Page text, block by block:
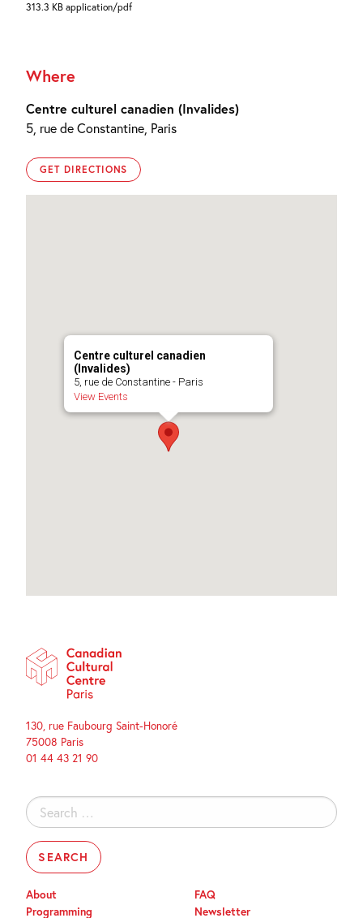
313.3 KB application/pdf
Where
Centre culturel canadien (Invalides)
5, rue de Constantine, Paris
GET DIRECTIONS
Centre culturel canadien
(Invalides)
5, rue de Constantine - Paris
View Events
130, rue Faubourg Saint-Honoré
75008 Paris
01 44 43 21 90
Search
for:
About
Programming
FAQ
Newsletter